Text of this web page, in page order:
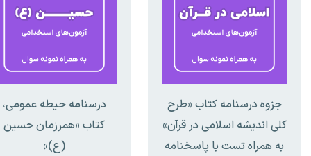
جزوه درسنامه کتاب «طرح
کلی اندیشه اسلامی در قرآن»
به همراه تست با پاسخنامه
درسنامه حیطه عمومی،
کتاب «همرزمان حسین
(ع)»